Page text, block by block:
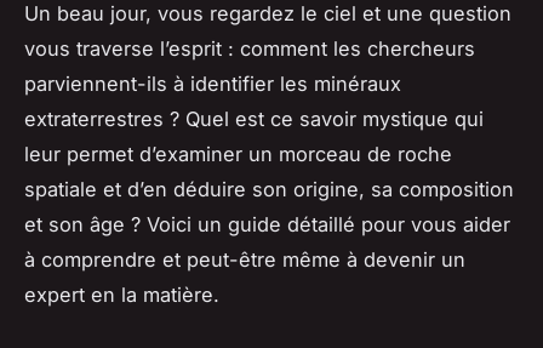
Un beau jour, vous regardez le ciel et une question
vous traverse l’esprit : comment les chercheurs
parviennent-ils à identifier les minéraux
extraterrestres ? Quel est ce savoir mystique qui
leur permet d’examiner un morceau de roche
spatiale et d’en déduire son origine, sa composition
et son âge ? Voici un guide détaillé pour vous aider
à comprendre et peut-être même à devenir un
expert en la matière.